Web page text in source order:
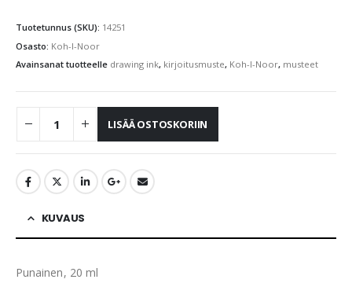
Tuotetunnus (SKU): 14251
Osasto: Koh-I-Noor
Avainsanat tuotteelle drawing ink, kirjoitusmuste, Koh-I-Noor, musteet
LISÄÄ OSTOSKORIIN
KUVAUS
Punainen, 20 ml